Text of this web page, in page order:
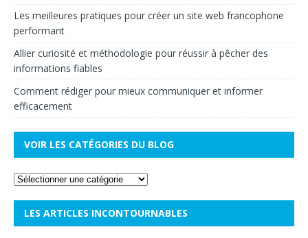
Les meilleures pratiques pour créer un site web francophone
performant
Allier curiosité et méthodologie pour réussir à pêcher des
informations fiables
Comment rédiger pour mieux communiquer et informer
efficacement
VOIR LES CATÉGORIES DU BLOG
LES ARTICLES INCONTOURNABLES